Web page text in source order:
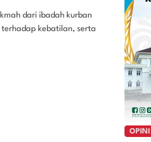
dari ibadah kurban
kebatilan, serta
OPINI